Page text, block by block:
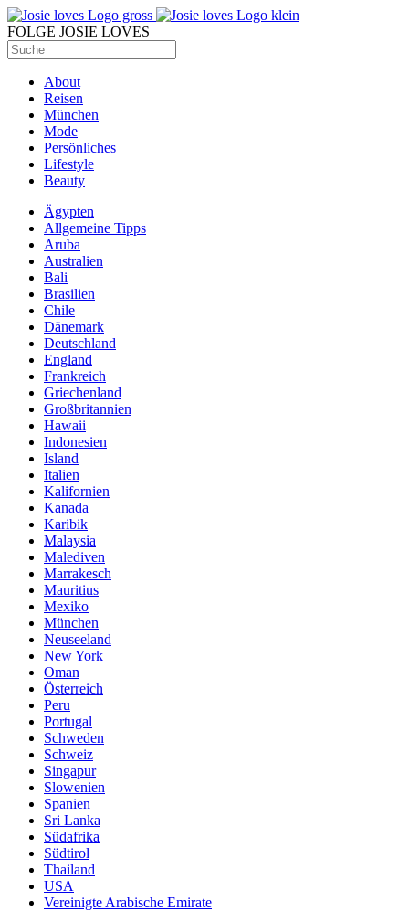
FOLGE JOSIE LOVES
About
Reisen
München
Mode
Persönliches
Lifestyle
Beauty
Ägypten
Allgemeine Tipps
Aruba
Australien
Bali
Brasilien
Chile
Dänemark
Deutschland
England
Frankreich
Griechenland
Großbritannien
Hawaii
Indonesien
Island
Italien
Kalifornien
Kanada
Karibik
Malaysia
Malediven
Marrakesch
Mauritius
Mexiko
München
Neuseeland
New York
Oman
Österreich
Peru
Portugal
Schweden
Schweiz
Singapur
Slowenien
Spanien
Sri Lanka
Südafrika
Südtirol
Thailand
USA
Vereinigte Arabische Emirate